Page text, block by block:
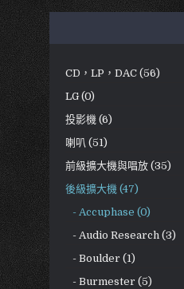
CD，LP，DAC (56)
LG (0)
投影機 (6)
喇叭 (51)
前級擴大機與唱放 (35)
後級擴大機 (47)
- Accuphase (0)
- Audio Research (3)
- Boulder (1)
- Burmester (5)